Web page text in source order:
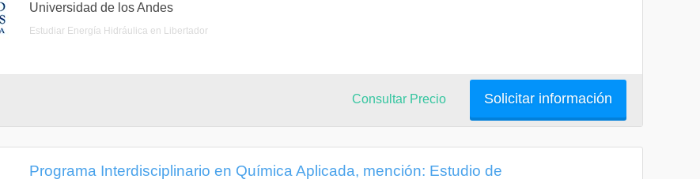
Universidad de los Andes
Estudiar Energía Hidráulica en Libertador
Solicitar información
Consultar Precio
Programa Interdisciplinario en Química Aplicada, mención: Estudio de